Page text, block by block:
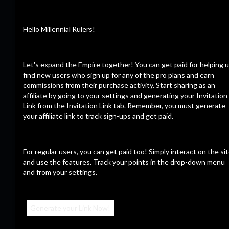
Hello Millennial Rulers!
Let's expand the Empire together! You can get paid for helping
find new users who sign up for any of the pro plans and earn
commissions from their purchase activity. Start sharing as an
affiliate by going to your settings and generating your Invitation
Link from the Invitation Link tab. Remember, you must generate
your affiliate link to track sign-ups and get paid.
For regular users, you can get paid too! Simply interact on the
and use the features. Track your points in the drop-down menu
and from your settings.
Record keeping in the sea of things.
CalZone
12/09/23 আরও পড়ুন